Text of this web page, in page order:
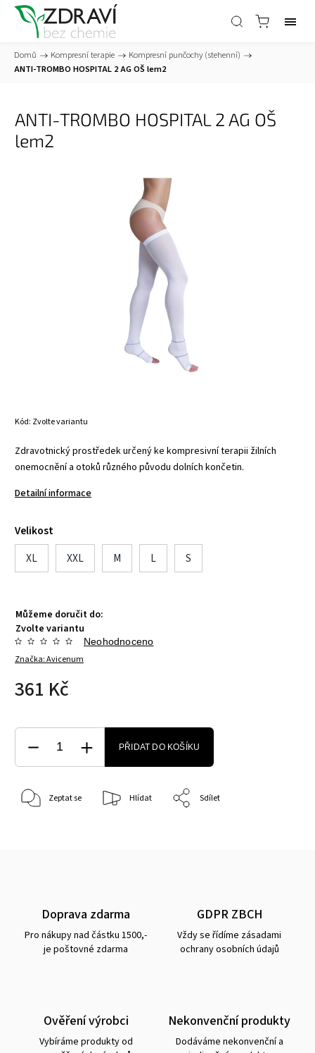
Domů / Kompresní terapie / Kompresní punčochy (stehenní) /
ANTI-TROMBO HOSPITAL 2 AG OŠ lem2
ANTI-TROMBO HOSPITAL 2 AG OŠ
lem2
Kód: Zvolte variantu
Zdravotnický prostředek určený ke kompresivní terapii žilních
onemocnění a otoků různého původu dolních končetin.
Detailní informace
Velikost
XL
XXL M L S
Můžeme doručit do:
Zvolte variantu
Značka:Avicenum
Neohodnoceno
361 Kč
PŘIDAT DO KOŠÍKU
Zeptat se Hlídat Sdílet
Doprava zdarma
Pro nákupy nad částku 1500,-
je poštovné zdarma
GDPR ZBCH
Vždy se řídíme zásadami
ochrany osobních údajů
Ověření výrobci
Vybíráme produkty od
Nekonvenční produkty
Dodáváme nekonvenční a